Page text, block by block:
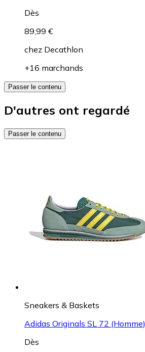
Dès
89,99 €
chez Decathlon
+16 marchands
Passer le contenu
D'autres ont regardé
Passer le contenu
Sneakers & Baskets
Adidas Originals SL 72 (Homme)
Dès